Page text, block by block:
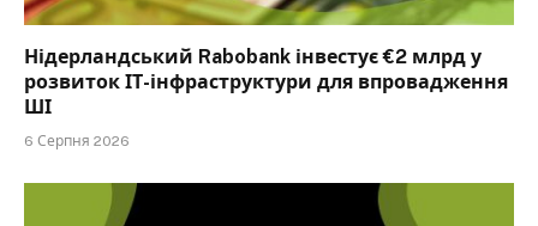
Нідерландський Rabobank інвестує €2 млрд у
розвиток ІТ-інфраструктури для впровадження
ШІ
6 Серпня 2026